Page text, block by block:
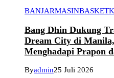
BANJARMASINBASKET
Bang Dhin Dukung
Dream City di
Menghadapi Prapon
Byadmin25 Juli 2026